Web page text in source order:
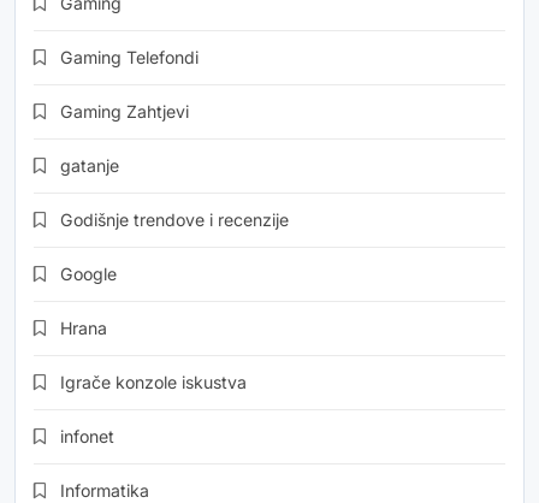
Gaming Telefondi
Gaming Zahtjevi
gatanje
Godišnje trendove i recenzije
Google
Hrana
Igrače konzole iskustva
infonet
Informatika